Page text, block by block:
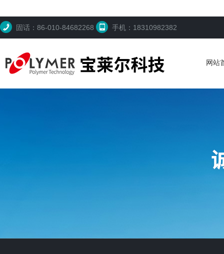
固话：86-010-84682268 手机：18310982382
网站